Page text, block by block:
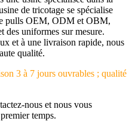
de tricotage se spécialise
pulls OEM, ODM et OBM,
des uniformes sur mesure.
et à une livraison rapide, nous
qualité.
3 à 7 jours ouvrables ; qualité
nous et nous vous
temps.